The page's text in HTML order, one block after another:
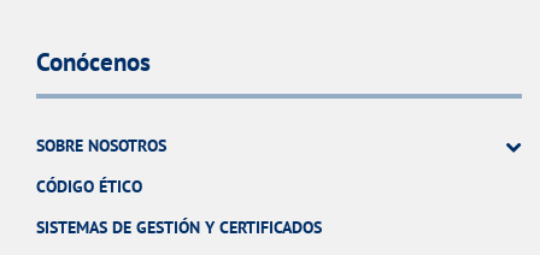
Conócenos
SOBRE NOSOTROS
CÓDIGO ÉTICO
SISTEMAS DE GESTIÓN Y CERTIFICADOS